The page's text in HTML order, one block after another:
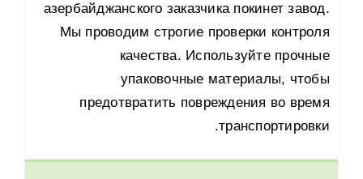
азербайджанского заказчика покинет завод.
Мы проводим строгие проверки контроля
качества. Используйте прочные
упаковочные материалы, чтобы
предотвратить повреждения во время
транспортировки
.